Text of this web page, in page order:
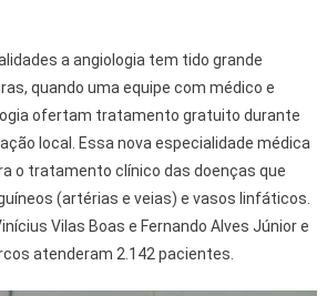
a angiologia tem tido grande
quando uma equipe com médico e
ofertam tratamento gratuito durante
local. Essa nova especialidade médica
o tratamento clínico das doenças que
(artérias e veias) e vasos linfáticos.
Vilas Boas e Fernando Alves Júnior e
atenderam 2.142 pacientes.